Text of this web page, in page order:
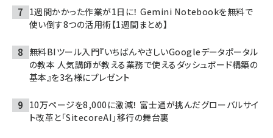
1週間かかった作業が1日に！ Gemini Notebookを無料で
使い倒す8つの活用術【1週間まとめ】
無料BIツール入門『いちばんやさしいGoogleデータポータル
の教本 人気講師が教える業務で使えるダッシュボード構築の
基本』を3名様にプレゼント
10万ページを8,000に激減！ 富士通が挑んだグローバルサイ
ト改革と「SitecoreAI」移行の舞台裏